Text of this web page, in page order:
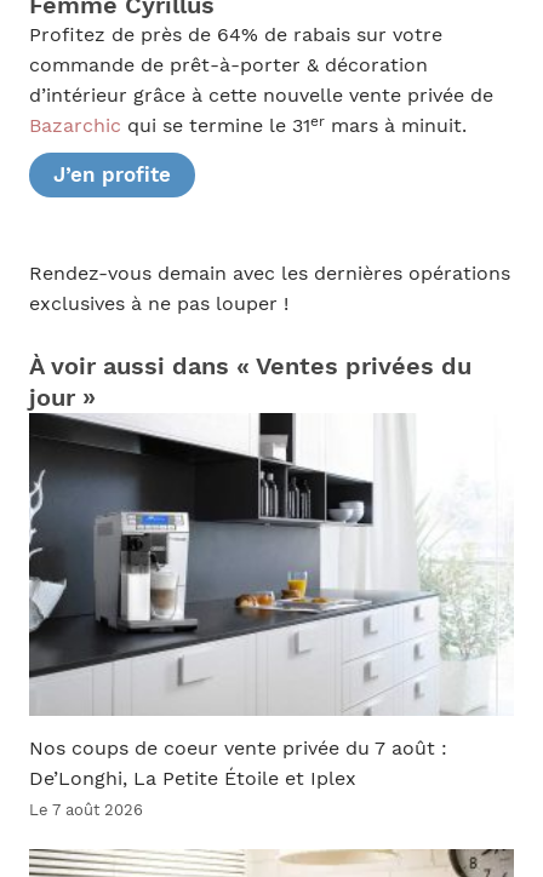
Profitez de près de 64% de rabais sur votre
commande de prêt-à-porter & décoration
d’intérieur grâce à cette nouvelle vente privée de
Bazarchic qui se termine le 31ermars à minuit.
J’en profite
Rendez-vous demain avec les dernières opérations
exclusives à ne pas louper !
À voir aussi dans « Ventes privées du
jour »
Nos coups de coeur vente privée du 7 août :
De’Longhi, La Petite Étoile et Iplex
Le 7 août 2026